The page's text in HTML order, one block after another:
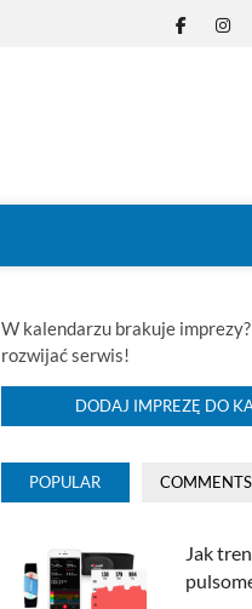
W kalendarzu brakuje
rozwijać serwis!
DODAJ IMPREZĘ DO
POPULAR COMMENTS
Jak